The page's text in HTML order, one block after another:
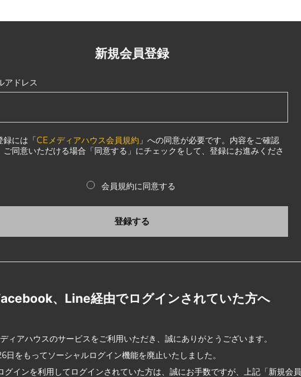
新規会員登録
アドレス
録には「CEメディアハウス会員規約 」への同意が必要です。内容をご確認
ご同意いただける場合「同意する」にチェックをして、登録にお進みくださ
会員規約に同意する
登録する
、Line経由でログインされていた方へ
ィアハウスのサービスをご利用いただき、誠にありがとうございます。
日をもってソーシャルログイン機能を廃止いたしました。
グインを利用してログインされていた方は、誠にお手数ですが、上記「新規会員